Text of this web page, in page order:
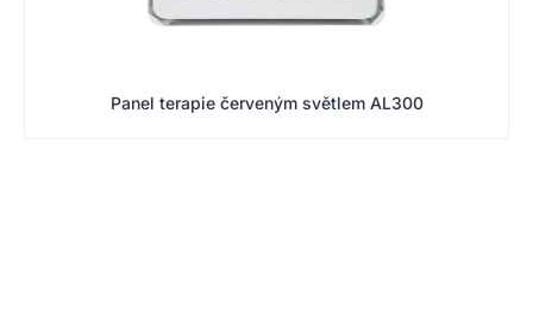
Panel terapie červeným světlem AL300